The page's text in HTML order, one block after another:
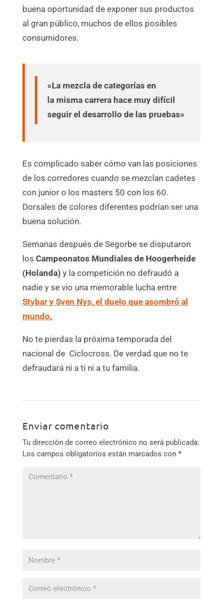
buena oportunidad de exponer sus productos
al gran público, muchos de ellos posibles
consumidores.
«La mezcla de categorías en
la misma carrera hace muy difícil
seguir el desarrollo de las pruebas»
Es complicado saber cómo van las posiciones
de los corredores cuando se mezclan cadetes
con junior o los masters 50 con los 60.
Dorsales de colores diferentes podrían ser una
buena solución.
Semanas después de Segorbe se disputaron
los Campeonatos Mundiales de Hoogerheide
(Holanda) y la competición no defraudó a
nadie y se vio una memorable lucha entre
Stybar y Sven Nys, el duelo que asombró al
mundo.
No te pierdas la próxima temporada del
nacional de Ciclocross. De verdad que no te
defraudará ni a ti ni a tu familia.
Enviar comentario
Tu dirección de correo electrónico no será publicada.
Los campos obligatorios están marcados con *